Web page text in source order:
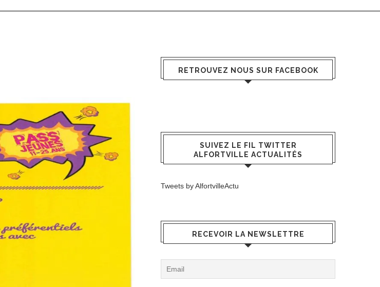
RETROUVEZ NOUS SUR FACEBOOK
SUIVEZ LE FIL TWITTER
ALFORTVILLE ACTUALITÉS
Tweets by AlfortvilleActu
RECEVOIR LA NEWSLETTRE